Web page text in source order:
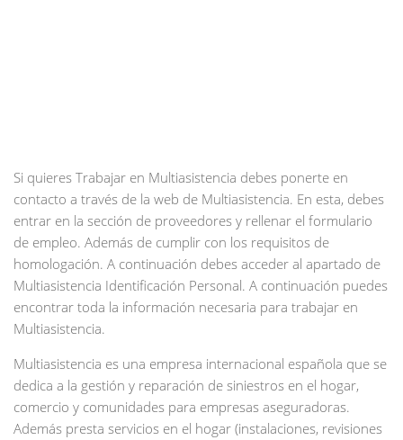
Si quieres Trabajar en Multiasistencia debes ponerte en
contacto a través de la web de Multiasistencia. En esta, debes
entrar en la sección de proveedores y rellenar el formulario
de empleo. Además de cumplir con los requisitos de
homologación. A continuación debes acceder al apartado de
Multiasistencia Identificación Personal. A continuación puedes
encontrar toda la información necesaria para trabajar en
Multiasistencia.
Multiasistencia es una empresa internacional española que se
dedica a la gestión y reparación de siniestros en el hogar,
comercio y comunidades para empresas aseguradoras.
Además presta servicios en el hogar (instalaciones, revisiones